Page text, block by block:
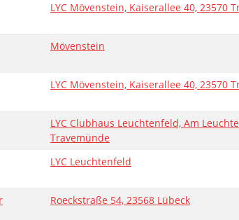
LYC Mövenstein, Kaiserallee 40, 23570
Mövenstein
LYC Mövenstein, Kaiserallee 40, 23570
LYC Clubhaus Leuchtenfeld, Am
Travemünde
LYC Leuchtenfeld
Roeckstraße 54, 23568 Lübeck